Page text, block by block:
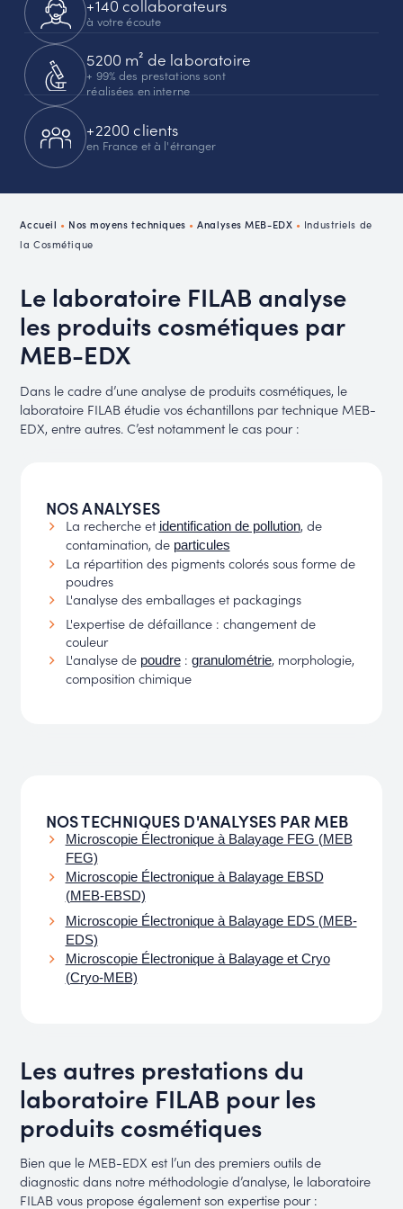
+140 collaborateurs
à votre écoute
5200 m² de laboratoire
+ 99% des prestations sont
réalisées en interne
+2200 clients
en France et à l'étranger
Accueil • Nos moyens techniques •Analyses MEB-EDX • Industriels de
la Cosmétique
Le laboratoire FILAB analyse
les produits cosmétiques par
MEB-EDX
Dans le cadre d’une analyse de produits cosmétiques, le
laboratoire FILAB étudie vos échantillons par technique MEB-
EDX, entre autres. C’est notamment le cas pour :
NOS ANALYSES
La recherche et identification de pollution, de
contamination, de particules
La répartition des pigments colorés sous forme de
poudres
L'analyse des emballages et packagings
L'expertise de défaillance : changement de
couleur
L'analyse de poudre: granulométrie, morphologie,
composition chimique
NOS TECHNIQUES D'ANALYSES PAR MEB
Microscopie Électronique à Balayage FEG (MEB
FEG)
Microscopie Électronique à Balayage EBSD
(MEB-EBSD)
Microscopie Électronique à Balayage EDS (MEB-
EDS)
Microscopie Électronique à Balayage et Cryo
(Cryo-MEB)
Les autres prestations du
laboratoire FILAB pour les
produits cosmétiques
Bien que le MEB-EDX est l’un des premiers outils de
diagnostic dans notre méthodologie d’analyse, le laboratoire
FILAB vous propose également son expertise pour :